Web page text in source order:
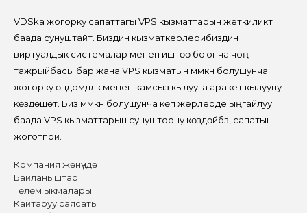
VDSka жогорку сапаттагы VPS кызматтарын жеткиликтүү
баада сунуштайт. Биздин кызматкерлерибиздин
виртуалдык системалар менен иштөө боюнча чоң
тажрыйбасы бар жана VPS кызматын мүмкүн болушунча
жогорку өндүрүмдүүлүк менен камсыз кылууга аракет кылууну
көздөшөт. Биз мүмкүн болушунча көп жерлерде ыңгайлуу
баада VPS кызматтарын сунуштоону көздөйбүз, сапатын
жоготпой.
Компания жөнүндө
Байланыштар
Төлөм ыкмалары
Кайтаруу саясаты